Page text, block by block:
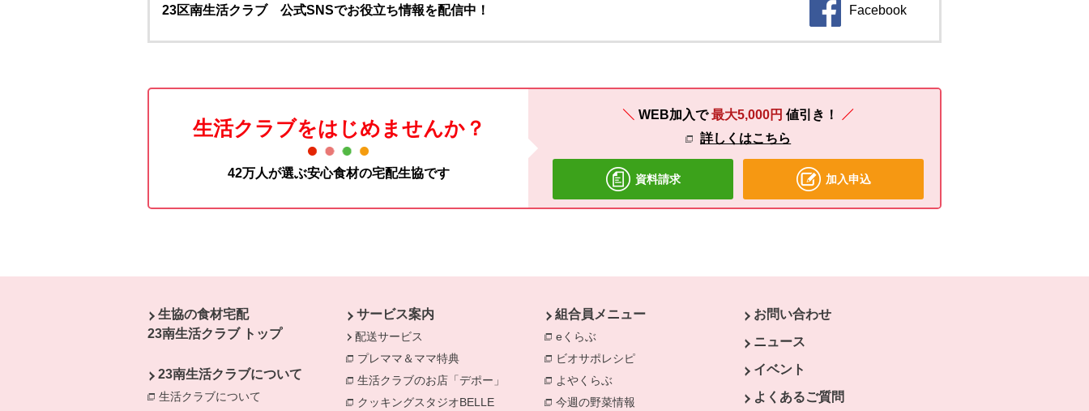
23区南生活クラブ 公式SNSでお役立ち情報を配信中！ Facebook
生活クラブをはじめませんか？
42万人が選ぶ安心食材の宅配生協です
WEB加入で最大5,000円値引き！
詳しくはこちら
資料請求 加入申込
生協の食材宅配
23南生活クラブ トップ
23南生活クラブについて
生活クラブについて
別のウィンドウで開きます。
サービス案内
配送サービス
プレママ＆ママ特典 別のウィンドウで開きます。
生活クラブのお店「デポー」
別のウィンドウで開きます。
クッキングスタジオBELLE 別のウィンドウで開きます。
組合員メニュー
eくらぶ
ビオサポレシピ
よやくらぶ 別のウィンドウで開きます。
今週の野菜情報 別のウィンドウで開きます。
お問い合わせ
ニュース
イベント
よくあるご質問